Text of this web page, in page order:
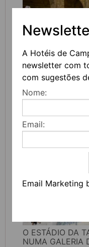
A Hotéis de
newsletter com
com sugestões
Nome:
Email:
Email Marketing
UVVA
CELEBRAR O
CULTURA
O ESTÁDIO DA
NUMA GALERIA